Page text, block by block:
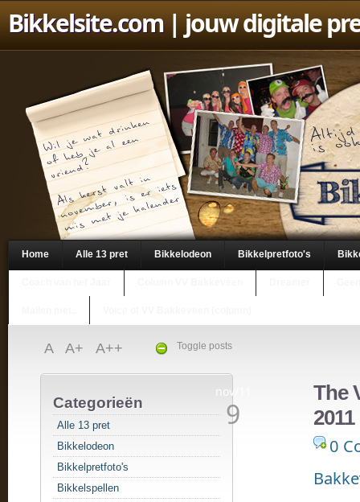
Bikkelsite.com| jouw digitale
Home Alle 13 pret Bikkelodeon Bikkelpretfoto's
Toggle posts
A A+ A++
Categorieën
Alle 13 pret
Bikkelodeon
Bikkelpretfoto's
Bikkelspellen
nov/11
9
The
2011
0